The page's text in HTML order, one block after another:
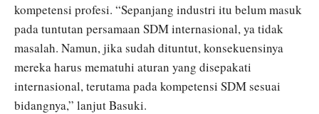
kompetensi profesi. “Sepanjang industri itu belum masuk
pada tuntutan persamaan SDM internasional, ya tidak
masalah. Namun, jika sudah dituntut, konsekuensinya
mereka harus mematuhi aturan yang disepakati
internasional, terutama pada kompetensi SDM sesuai
bidangnya,” lanjut Basuki.